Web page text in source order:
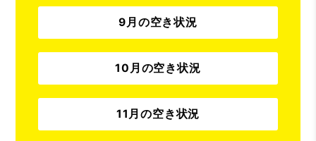
9月の空き状況
10月の空き状況
11月の空き状況